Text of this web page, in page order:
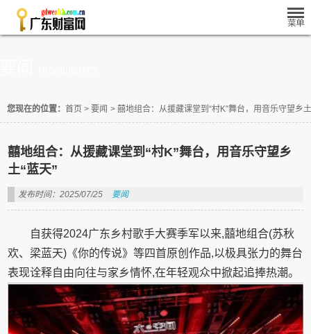
您现在的位置： 首页 > 要闻 > 囍地组合：从援藏课堂到“村K”舞台，用音乐守望乡土
囍地组合：从援藏课堂到“村K”舞台，用音乐守望乡
土“蓝天”
发布时间：2025/07/25 要闻
自获得2024广东乡村歌手大赛季军以来,囍地组合(苏秋
欢、梁蓝天)《你的传说》等四首原创作品,以极具张力的舞台
表现诠释自由向往与家乡情怀,在年轻观众中掀起追捧热潮。